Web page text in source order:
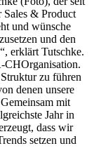
& Product
und wünsche
und den
erklärt Tutschke.
CHOrganisation.
zu führen
denen unsere
mit
Jahr in
dass wir
setzen und